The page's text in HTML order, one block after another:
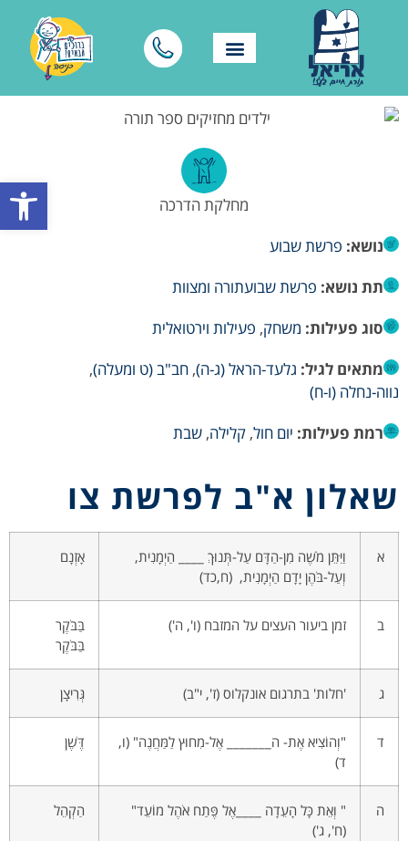
פתח
מחלקת הדרכה
נושא: פרשת שבוע
תת נושא: פרשת שבועתורה ומצוות
סוג פעילות: משחק, פעילות וירטואלית
מתאים לגיל: גלעד-הראל (ג-ה), חב"ב (ט ומעלה),
נווה-נחלה (ו-ח)
רמת פעילות: יום חול, קלילה, שבת
שאלון א"ב לפרשת צו
א
וַיִּתֵּן מֹשֶׁה מִן-הַדָּם עַל-תְּנוּךְ ____ הַיְמָנִית,
וְעַל-בֹּהֶן יָדָם הַיְמָנִית, (ח,כד)
אָזְנָם
ב זמן ביעור העצים על המזבח (ו', ה')
בַּבֹּקֶר
בַּבֹּקֶר
ג 'חלות' בתרגום אונקלוס (ז', י"ב) גְּרִיצָן
ד
"וְהוֹצִיא אֶת- ה_______ אֶל-מִחוּץ לַמַּחֲנֶה" (ו,
ד)
דֶּשֶׁן
ה
" וְאֵת כָּל הָעֵדָה ____אֶל פֶּתַח אֹהֶל מוֹעֵד"
(ח', ג')
הַקְהֵל